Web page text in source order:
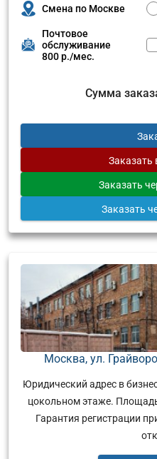
Смена по Москве
Почтовое
обслуживание
800 р./мес.
Сумма
Заказать
Заказать
Заказать
Москва, ул.
Юридический адрес в
цокольном этаже.
Гарантия регистрации